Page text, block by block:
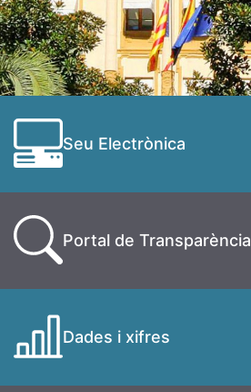
Seu Electrònica
Portal de Transparència
Dades i xifres